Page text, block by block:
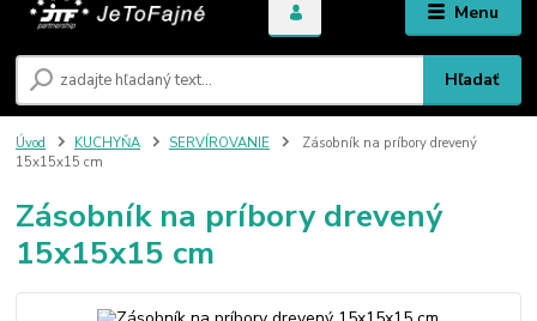
Menu
Hľadať
Úvod KUCHYŇA SERVÍROVANIE
Zásobník na príbory drevený
15x15x15 cm
Zásobník na príbory drevený
15x15x15 cm